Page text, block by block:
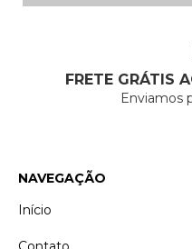
FRETE GRÁTIS
Enviamos
NAVEGAÇÃO
Início